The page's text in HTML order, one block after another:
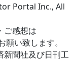
Portal Inc., All
ご感想は
願い致します。
新聞社及び日刊工